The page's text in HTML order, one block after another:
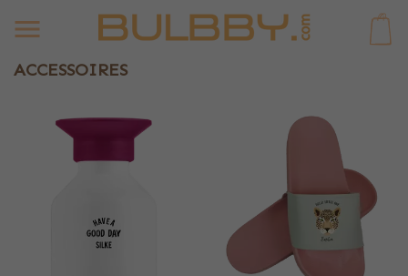
ACCESSOIRES